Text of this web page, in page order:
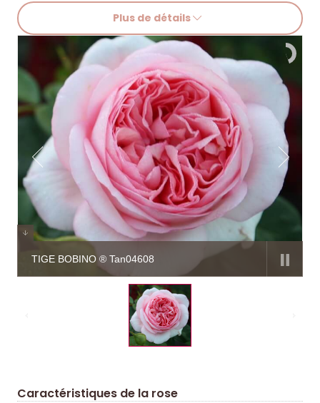
Plus de détails
TIGE BOBINO ® Tan04608
Caractéristiques de la rose